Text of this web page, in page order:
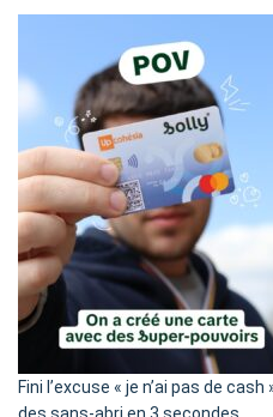
Fini l’excuse « je n’ai pas de